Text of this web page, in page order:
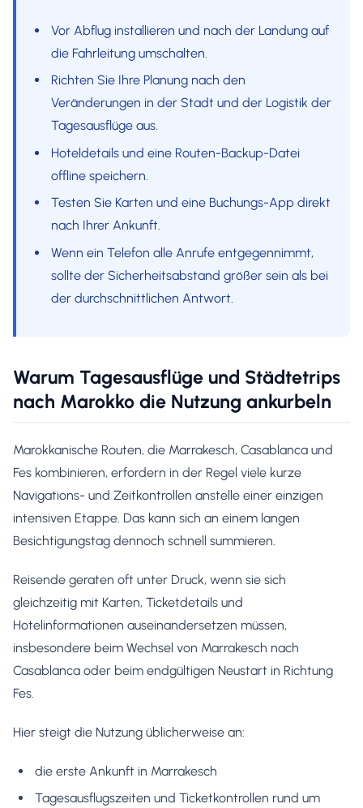
Vor Abflug installieren und nach der Landung auf
die Fahrleitung umschalten.
Richten Sie Ihre Planung nach den
Veränderungen in der Stadt und der Logistik der
Tagesausflüge aus.
Hoteldetails und eine Routen-Backup-Datei
offline speichern.
Testen Sie Karten und eine Buchungs-App direkt
nach Ihrer Ankunft.
Wenn ein Telefon alle Anrufe entgegennimmt,
sollte der Sicherheitsabstand größer sein als bei
der durchschnittlichen Antwort.
Warum Tagesausflüge und Städtetrips
nach Marokko die Nutzung ankurbeln
Marokkanische Routen, die Marrakesch, Casablanca und
Fes kombinieren, erfordern in der Regel viele kurze
Navigations- und Zeitkontrollen anstelle einer einzigen
intensiven Etappe. Das kann sich an einem langen
Besichtigungstag dennoch schnell summieren.
Reisende geraten oft unter Druck, wenn sie sich
gleichzeitig mit Karten, Ticketdetails und
Hotelinformationen auseinandersetzen müssen,
insbesondere beim Wechsel von Marrakesch nach
Casablanca oder beim endgültigen Neustart in Richtung
Fes.
Hier steigt die Nutzung üblicherweise an:
die erste Ankunft in Marrakesch
Tagesausflugszeiten und Ticketkontrollen rund um